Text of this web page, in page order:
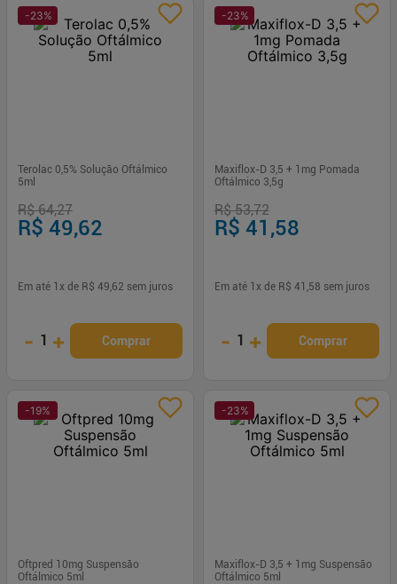
-23%
Terolac 0,5% Solução Oftálmico
5ml
R$ 64,27
R$ 49,62
Em até 1 x de R$ 49,62 sem juros
- 1 + Comprar
-23%
Maxiflox-D 3,5 + 1mg Pomada
Oftálmico 3,5g
R$ 53,72
R$ 41,58
Em até 1 x de R$ 41,58 sem juros
- 1 + Comprar
-19%
Oftpred 10mg Suspensão
Oftálmico 5ml
-23%
Maxiflox-D 3,5 + 1mg Suspensão
Oftálmico 5ml